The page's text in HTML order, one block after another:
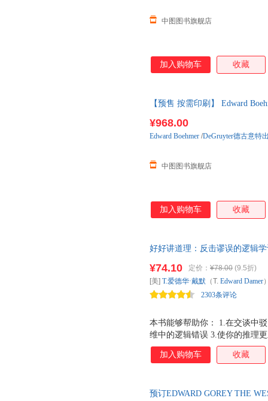
中图图书旗舰店
加入购物车 收藏
【预售 按需印刷】 Edward
¥968.00
中图图书旗舰店
Edward Boehmer /DeGruyter德古意特
加入购物车 收藏
好好讲道理：反击谬误的逻辑
不讲理者的60种逻辑学策略 著
本书能够帮助你： 1.在交谈中
维中的逻辑错误 3.使你的推理
书采用80克纯质纸，触感细腻
¥74.10 定价： ¥78.00 (9.5折)
2303条评论
[美] T.爱德华·戴默 （T. Edward Damer
加入购物车 收藏
预订EDWARD GOREY THE